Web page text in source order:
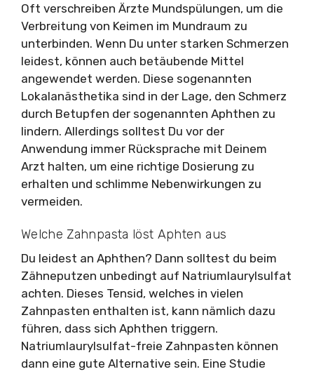
Oft verschreiben Ärzte Mundspülungen, um die
Verbreitung von Keimen im Mundraum zu
unterbinden. Wenn Du unter starken Schmerzen
leidest, können auch betäubende Mittel
angewendet werden. Diese sogenannten
Lokalanästhetika sind in der Lage, den Schmerz
durch Betupfen der sogenannten Aphthen zu
lindern. Allerdings solltest Du vor der
Anwendung immer Rücksprache mit Deinem
Arzt halten, um eine richtige Dosierung zu
erhalten und schlimme Nebenwirkungen zu
vermeiden.
Welche Zahnpasta löst Aphten aus
Du leidest an Aphthen? Dann solltest du beim
Zähneputzen unbedingt auf Natriumlaurylsulfat
achten. Dieses Tensid, welches in vielen
Zahnpasten enthalten ist, kann nämlich dazu
führen, dass sich Aphthen triggern.
Natriumlaurylsulfat-freie Zahnpasten können
dann eine gute Alternative sein. Eine Studie